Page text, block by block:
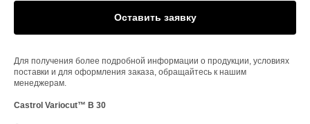
Оставить заявку
Для получения более подробной информации о продукции, условиях
поставки и для оформления заказа, обращайтесь к нашим
менеджерам.
Castrol Variocut™ B 30